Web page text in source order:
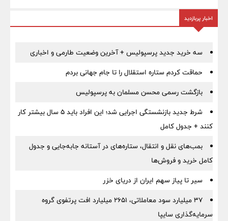
اخبار پربازدید
سه خرید جدید پرسپولیس + آخرین وضعیت طارمی و اخباری
حماقت کردم ستاره استقلال را تا جام جهانی بردم
بازگشت رسمی محسن مسلمان به پرسپولیس
شرط جدید بازنشستگی اجرایی شد؛ این افراد باید ۵ سال بیشتر کار
کنند + جدول کامل
بمب‌های نقل و انتقال، ستاره‌های در آستانه جابه‌جایی و جدول
کامل خرید و فروش‌ها
سیر تا پیاز سهم ایران از دریای خزر
۳۷ میلیارد سود معاملاتی، ۲۶۵۱ میلیارد افت پرتفوی گروه
سرمایه‌گذاری سایپا